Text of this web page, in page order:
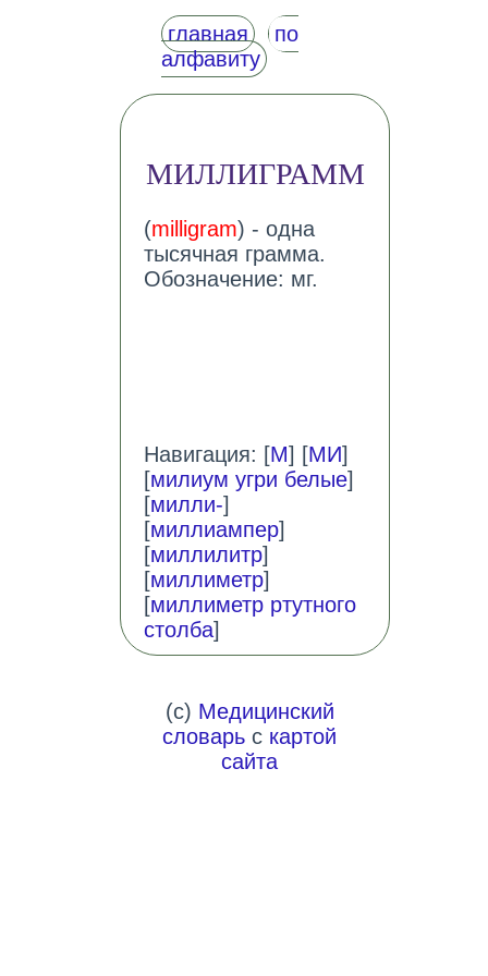
главная
по
алфавиту
МИЛЛИГРАММ
(milligram) - одна
тысячная грамма.
Обозначение: мг.
Навигация: [М] [МИ]
[милиум угри белые]
[милли-]
[миллиампер]
[миллилитр]
[миллиметр]
[миллиметр ртутного
столба]
(c) Медицинский
словарь с картой
сайта